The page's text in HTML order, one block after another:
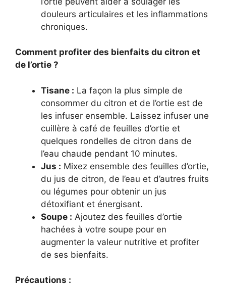
douleurs articulaires et les inflammations
chroniques.
Comment profiter des bienfaits du citron et
de l’ortie ?
Tisane : La façon la plus simple de
consommer du citron et de l’ortie est de
les infuser ensemble. Laissez infuser une
cuillère à café de feuilles d’ortie et
quelques rondelles de citron dans de
l’eau chaude pendant 10 minutes.
Jus : Mixez ensemble des feuilles d’ortie,
du jus de citron, de l’eau et d’autres fruits
ou légumes pour obtenir un jus
détoxifiant et énergisant.
Soupe : Ajoutez des feuilles d’ortie
hachées à votre soupe pour en
augmenter la valeur nutritive et profiter
de ses bienfaits.
Précautions :